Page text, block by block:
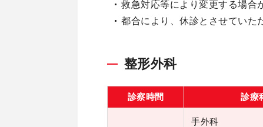
救急対応等により変更する場合
都合により、休診とさせていた
整形外科
診察時間 診療
手外科